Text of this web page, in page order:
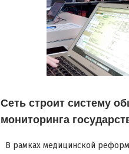
Сеть строит систему
мониторинга
В рамках медицинской